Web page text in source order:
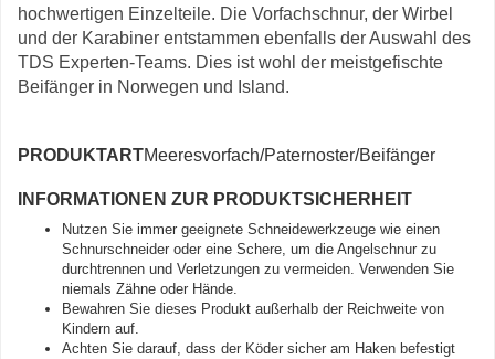
hochwertigen Einzelteile. Die Vorfachschnur, der Wirbel
und der Karabiner entstammen ebenfalls der Auswahl des
TDS Experten-Teams. Dies ist wohl der meistgefischte
Beifänger in Norwegen und Island.
PRODUKTARTMeeresvorfach/Paternoster/Beifänger
INFORMATIONEN ZUR PRODUKTSICHERHEIT
Nutzen Sie immer geeignete Schneidewerkzeuge wie einen
Schnurschneider oder eine Schere, um die Angelschnur zu
durchtrennen und Verletzungen zu vermeiden. Verwenden Sie
niemals Zähne oder Hände.
Bewahren Sie dieses Produkt außerhalb der Reichweite von
Kindern auf.
Achten Sie darauf, dass der Köder sicher am Haken befestigt